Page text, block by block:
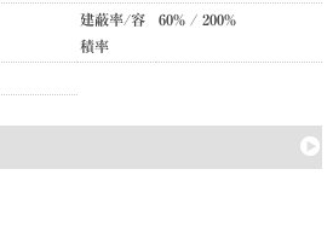
建蔽率/容
積率
60% / 200%